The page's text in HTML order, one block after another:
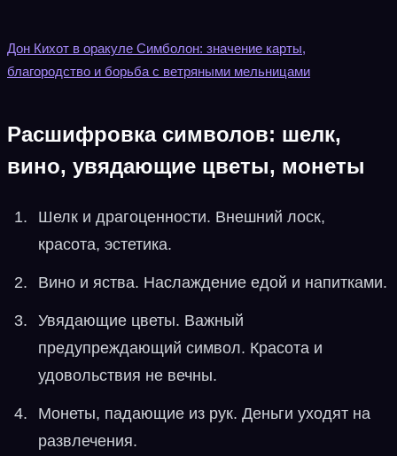
Дон Кихот в оракуле Симболон: значение карты,
благородство и борьба с ветряными мельницами
Расшифровка символов: шелк,
вино, увядающие цветы, монеты
Шелк и драгоценности. Внешний лоск,
красота, эстетика.
Вино и яства. Наслаждение едой и напитками.
Увядающие цветы. Важный
предупреждающий символ. Красота и
удовольствия не вечны.
Монеты, падающие из рук. Деньги уходят на
развлечения.